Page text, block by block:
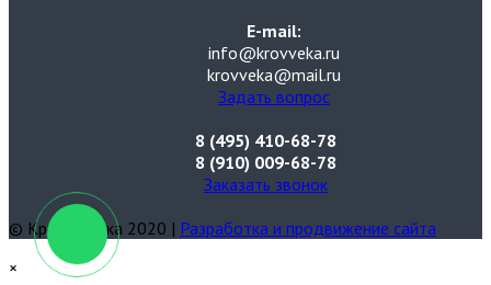
E-mail:
info@krovveka.ru
krovveka@mail.ru
Задать вопрос
8 (495) 410-68-78
8 (910) 009-68-78
Заказать звонок
© Кровля Века 2020 | Разработка и продвижение сайта
×